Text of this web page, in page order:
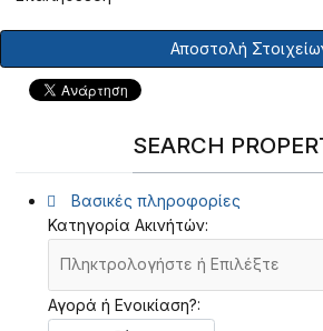
Αποστολή
SEARCH
Βασικές πληροφορίες
Κατηγορία Ακινήτών:
Αγορά ή Ενοικίαση?: